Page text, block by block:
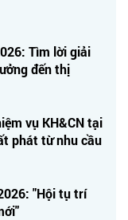
Tìm lời giải
đến thị
vụ KH&CN tại
phát từ nhu cầu
"Hội tụ trí